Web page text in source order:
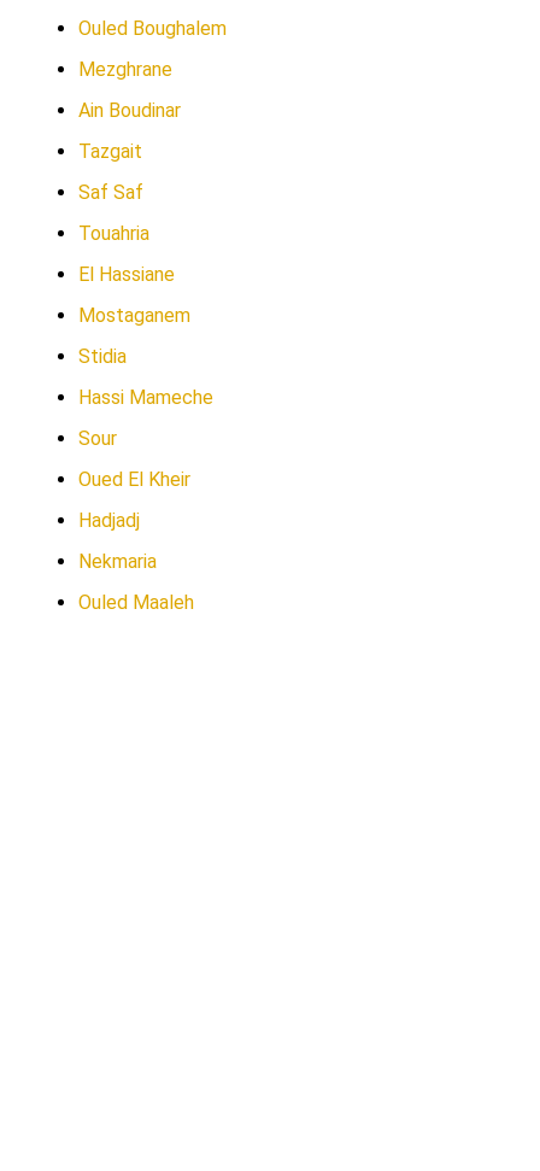
Ouled Boughalem
Mezghrane
Ain Boudinar
Tazgait
Saf Saf
Touahria
El Hassiane
Mostaganem
Stidia
Hassi Mameche
Sour
Oued El Kheir
Hadjadj
Nekmaria
Ouled Maaleh